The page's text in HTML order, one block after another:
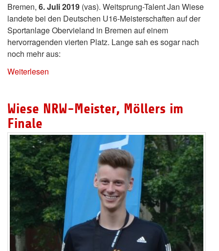
Bremen, 6. Juli 2019 (vas). Weitsprung-Talent Jan Wiese
landete bei den Deutschen U16-Meisterschaften auf der
Sportanlage Obervieland in Bremen auf einem
hervorragenden vierten Platz. Lange sah es sogar nach
noch mehr aus:
Weiterlesen
Wiese NRW-Meister, Möllers im
Finale